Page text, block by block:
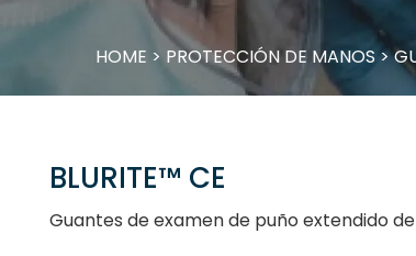
HOME > PROTECCIÓN DE MANOS >
BLURITE™ CE
Guantes de examen de puño extendido